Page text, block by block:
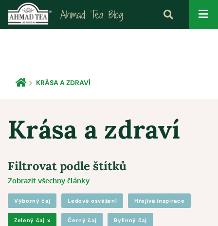
Ahmad Tea Blog
KRÁSA A ZDRAVÍ
Krása a zdraví
Filtrovat podle štítků
Zobrazit všechny články
Výborný čaj Ledové osvěžení Hřejivá inspirace
Zelený čaj x Černý čaj Bylinný čaj